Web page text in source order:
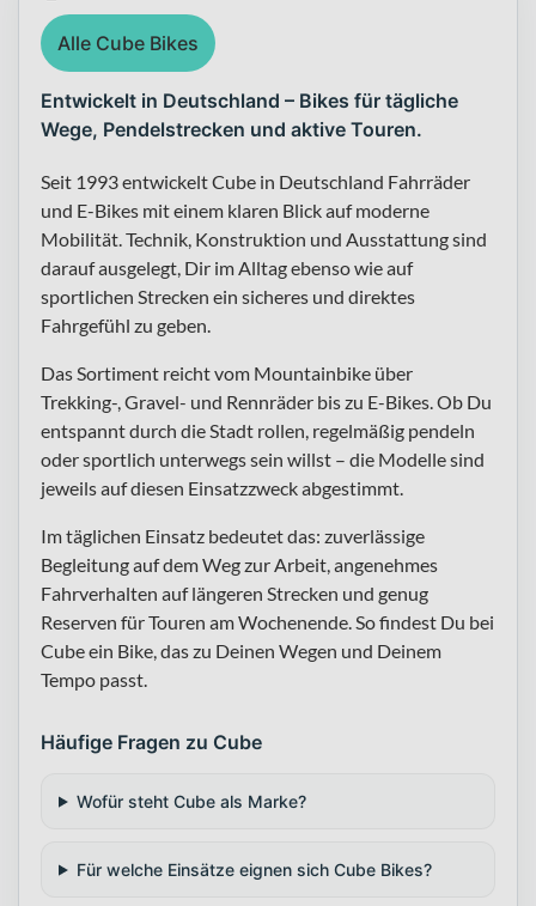
Alle Cube Bikes
Entwickelt in Deutschland – Bikes für tägliche
Wege, Pendelstrecken und aktive Touren.
Seit 1993 entwickelt Cube in Deutschland Fahrräder
und E-Bikes mit einem klaren Blick auf moderne
Mobilität. Technik, Konstruktion und Ausstattung sind
darauf ausgelegt, Dir im Alltag ebenso wie auf
sportlichen Strecken ein sicheres und direktes
Fahrgefühl zu geben.
Das Sortiment reicht vom Mountainbike über
Trekking-, Gravel- und Rennräder bis zu E-Bikes. Ob Du
entspannt durch die Stadt rollen, regelmäßig pendeln
oder sportlich unterwegs sein willst – die Modelle sind
jeweils auf diesen Einsatzzweck abgestimmt.
Im täglichen Einsatz bedeutet das: zuverlässige
Begleitung auf dem Weg zur Arbeit, angenehmes
Fahrverhalten auf längeren Strecken und genug
Reserven für Touren am Wochenende. So findest Du bei
Cube ein Bike, das zu Deinen Wegen und Deinem
Tempo passt.
Häufige Fragen zu Cube
Wofür steht Cube als Marke?
Für welche Einsätze eignen sich Cube Bikes?